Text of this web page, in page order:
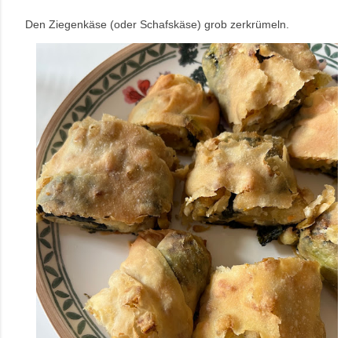
Den Ziegenkäse (oder Schafskäse) grob zerkrümeln.